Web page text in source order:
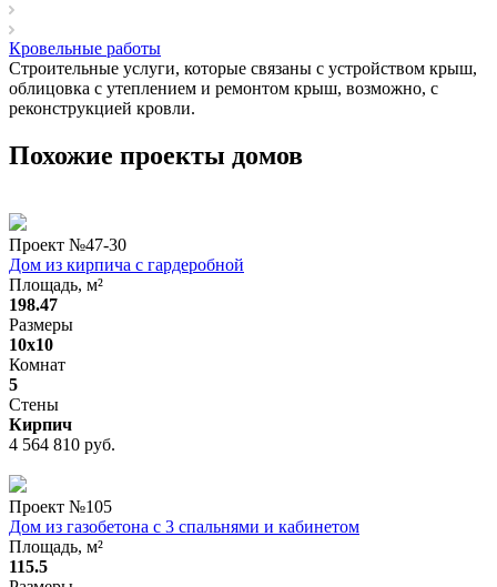
Кровельные работы
Строительные услуги, которые связаны с устройством крыш,
облицовка c утеплением и ремонтом крыш, возможно, с
реконструкцией кровли.
Похожие проекты домов
Проект №47-30
Дом из кирпича с гардеробной
Площадь, м²
198.47
Размеры
10x10
Комнат
5
Стены
Кирпич
4 564 810 руб.
Проект №105
Дом из газобетона с 3 спальнями и кабинетом
Площадь, м²
115.5